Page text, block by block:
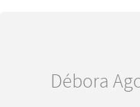
Débora